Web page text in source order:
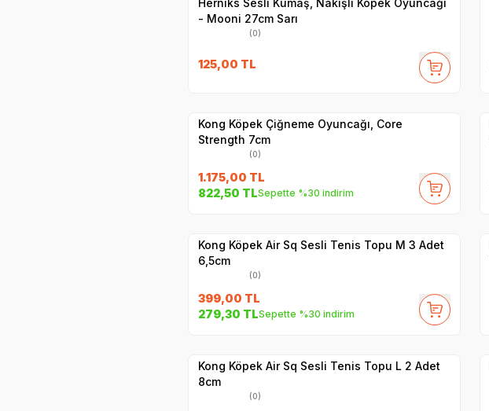
- Mooni 27cm Sarı
(0)
125,00 TL
Kong Köpek Çiğneme Oyuncağı, Core
Strength 7cm
(0)
1.175,00 TL
822,50 TLSepette %30 indirim
Kong Köpek Air Sq Sesli Tenis Topu M 3 Adet
6,5cm
(0)
399,00 TL
279,30 TLSepette %30 indirim
Kong Köpek Air Sq Sesli Tenis Topu L 2 Adet
8cm
(0)